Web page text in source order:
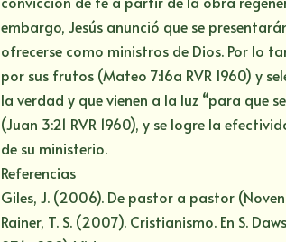
embargo, Jesús anunció que se
ofrecerse como ministros de Dios. Por lo
por sus frutos (Mateo 7:16a RVR 1960) y
la verdad y que vienen a la luz “para que
(Juan 3:21 RVR 1960), y se logre la
de su ministerio.
Referencias
Giles, J. (2006). De pastor a pastor
Rainer, T. S. (2007). Cristianismo. En S.